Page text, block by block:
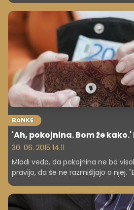
BANKE
'Ah, pokojnina. Bom že kako.'
30. 06. 2015 14.11
Mladi vedo, da pokojnina ne bo
pravijo, da še ne razmišljajo o njej.
pokojnina ne bo dosegla kritične
morda že pozno.